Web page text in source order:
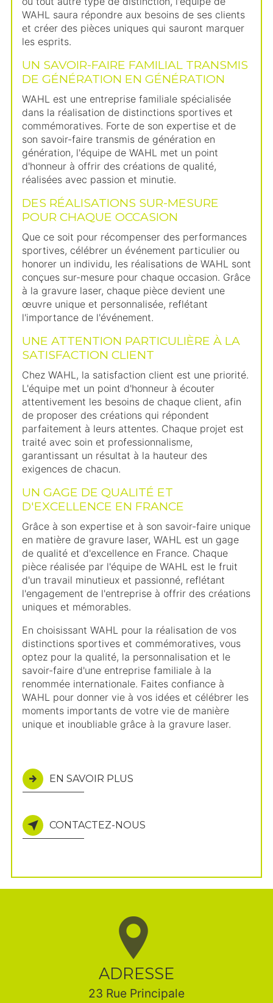
WAHL saura répondre aux besoins de ses clients
et créer des pièces uniques qui sauront marquer
les esprits.
UN SAVOIR-FAIRE FAMILIAL TRANSMIS
DE GÉNÉRATION EN GÉNÉRATION
WAHL est une entreprise familiale spécialisée
dans la réalisation de distinctions sportives et
commémoratives. Forte de son expertise et de
son savoir-faire transmis de génération en
génération, l'équipe de WAHL met un point
d'honneur à offrir des créations de qualité,
réalisées avec passion et minutie.
DES RÉALISATIONS SUR-MESURE
POUR CHAQUE OCCASION
Que ce soit pour récompenser des performances
sportives, célébrer un événement particulier ou
honorer un individu, les réalisations de WAHL sont
conçues sur-mesure pour chaque occasion. Grâce
à la gravure laser, chaque pièce devient une
œuvre unique et personnalisée, reflétant
l'importance de l'événement.
UNE ATTENTION PARTICULIÈRE À LA
SATISFACTION CLIENT
Chez WAHL, la satisfaction client est une priorité.
L'équipe met un point d'honneur à écouter
attentivement les besoins de chaque client, afin
de proposer des créations qui répondent
parfaitement à leurs attentes. Chaque projet est
traité avec soin et professionnalisme,
garantissant un résultat à la hauteur des
exigences de chacun.
UN GAGE DE QUALITÉ ET
D'EXCELLENCE EN FRANCE
Grâce à son expertise et à son savoir-faire unique
en matière de gravure laser, WAHL est un gage
de qualité et d'excellence en France. Chaque
pièce réalisée par l'équipe de WAHL est le fruit
d'un travail minutieux et passionné, reflétant
l'engagement de l'entreprise à offrir des créations
uniques et mémorables.
En choisissant WAHL pour la réalisation de vos
distinctions sportives et commémoratives, vous
optez pour la qualité, la personnalisation et le
savoir-faire d'une entreprise familiale à la
renommée internationale. Faites confiance à
WAHL pour donner vie à vos idées et célébrer les
moments importants de votre vie de manière
unique et inoubliable grâce à la gravure laser.
EN SAVOIR PLUS
CONTACTEZ-NOUS
ADRESSE
23 Rue Principale